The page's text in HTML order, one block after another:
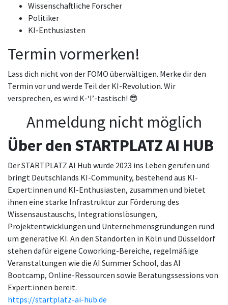
Wissenschaftliche Forscher
Politiker
KI-Enthusiasten
Termin vormerken!
Lass dich nicht von der FOMO überwältigen. Merke dir den
Termin vor und werde Teil der KI-Revolution. Wir
versprechen, es wird K-‘I’-tastisch! 😎
Anmeldung nicht möglich
Über den STARTPLATZ AI HUB
Der STARTPLATZ AI Hub wurde 2023 ins Leben gerufen und
bringt Deutschlands KI-Community, bestehend aus KI-
Expert:innen und KI-Enthusiasten, zusammen und bietet
ihnen eine starke Infrastruktur zur Förderung des
Wissensaustauschs, Integrationslösungen,
Projektentwicklungen und Unternehmensgründungen rund
um generative KI. An den Standorten in Köln und Düsseldorf
stehen dafür eigene Coworking-Bereiche, regelmäßige
Veranstaltungen wie die AI Summer School, das AI
Bootcamp, Online-Ressourcen sowie Beratungssessions von
Expert:innen bereit.
https://startplatz-ai-hub.de